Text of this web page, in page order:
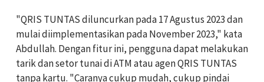
"QRIS TUNTAS diluncurkan pada 17 Agustus 2023 dan
mulai diimplementasikan pada November 2023," kata
Abdullah. Dengan fitur ini, pengguna dapat melakukan
tarik dan setor tunai di ATM atau agen QRIS TUNTAS
tanpa kartu. "Caranya cukup mudah, cukup pindai